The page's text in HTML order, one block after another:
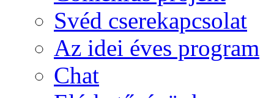
Svéd cserekapcsolat
Az idei éves program
Chat